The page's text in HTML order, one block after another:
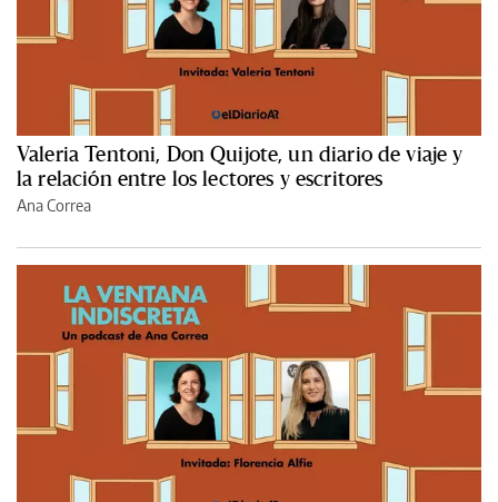
Valeria Tentoni, Don Quijote, un diario de viaje y
la relación entre los lectores y escritores
Ana Correa